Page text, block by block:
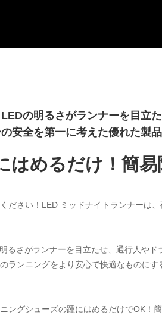
の明るさがランナーを目立
安全を第一に考えた優れた製品
はめるだけ！簡
ださい！LED ミッドナイトランナーは
るさがランナーを目立たせ、通行人や
ランニングをより安心で快適なものにす
ングシューズの踵にはめるだけでOK！